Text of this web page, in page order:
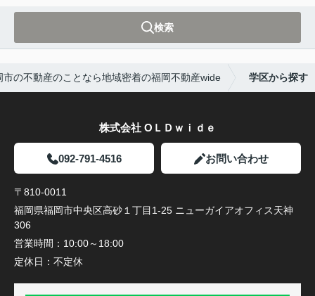
検索
市の不動産のことなら地域密着の福岡不動産wide 学区から探す
株式会社 ОＬＤｗｉｄｅ
092-791-4516 お問い合わせ
〒810-0011
福岡県福岡市中央区高砂１丁目1-25 ニューガイアオフィス天神
306
営業時間： 10:00～18:00
定休日： 不定休